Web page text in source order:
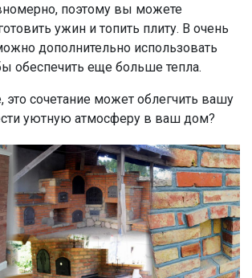
поэтому вы можете
ужин и топить плиту. В очень
дополнительно использовать
обеспечить еще больше тепла.
это сочетание может облегчить вашу
уютную атмосферу в ваш дом?